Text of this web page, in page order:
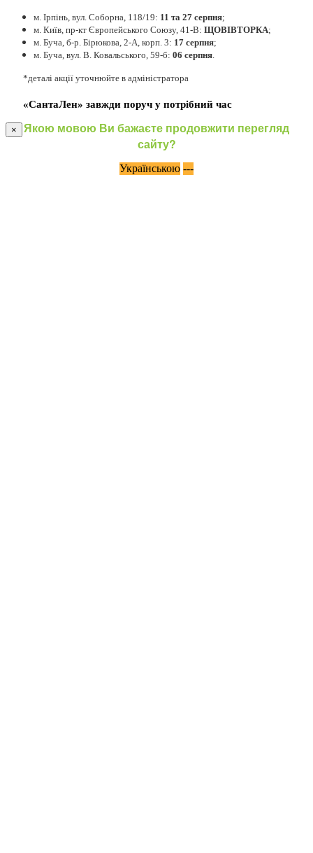
м. Ірпінь, вул. Соборна, 118/19: 11 та 27 серпня;
м. Київ, пр-кт Європейського Союзу, 41-В: ЩОВІВТОРКА;
м. Буча, б-р. Бірюкова, 2-А, корп. 3: 17 серпня;
м. Буча, вул. В. Ковальського, 59-б: 06 серпня.
*деталі акції уточнюйте в адміністратора
«СантаЛен» завжди поруч у потрібний час
×
Якою мовою Ви бажаєте продовжити перегляд
сайту?
Українською ---